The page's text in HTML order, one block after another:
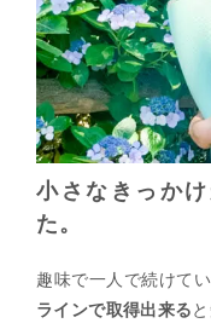
小さなきっか
た。
趣味で一人で続けて
ラインで取得出来る